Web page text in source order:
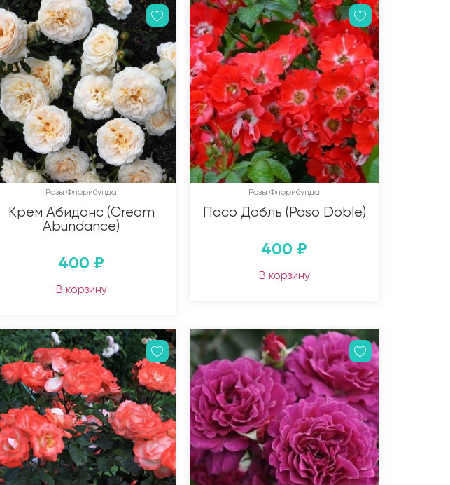
Розы Флорибунда
Крем Абиданс (Cream
Abundance)
400 ₽
В корзину
Розы Флорибунда
Пасо Добль (Paso Doble)
400 ₽
В корзину